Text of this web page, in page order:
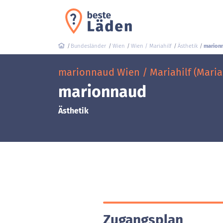
Bundesländer Wien Wien / Mariahilf Ästhetik
marionnaud Wien / Mariahilf
marionnaud
Ästhetik